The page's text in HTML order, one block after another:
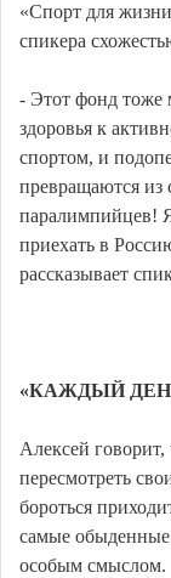
«Спорт для
спикера
- Этот фонд тоже
здоровья к
спортом, и
превращаются из
паралимпийцев!
приехать в
рассказывает
«КАЖДЫЙ
Алексей говорит,
пересмотреть
бороться
самые
особым смыслом.